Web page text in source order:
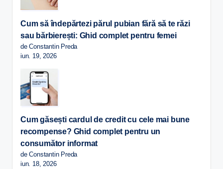
Cum să îndepărtezi părul pubian fără să te răzi
sau bărbierești: Ghid complet pentru femei
de Constantin Preda
iun. 19, 2026
Cum găsești cardul de credit cu cele mai bune
recompense? Ghid complet pentru un
consumător informat
de Constantin Preda
iun. 18, 2026